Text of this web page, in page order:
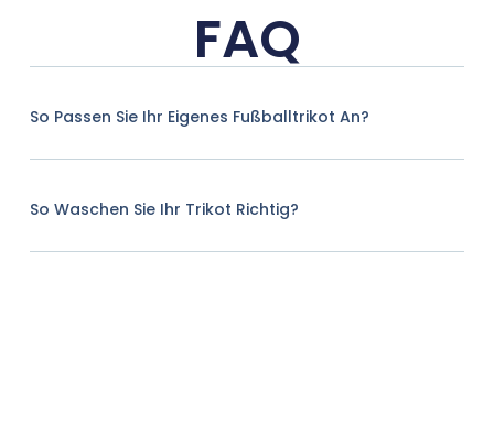
FAQ
So Passen Sie Ihr Eigenes Fußballtrikot An?
So Waschen Sie Ihr Trikot Richtig?